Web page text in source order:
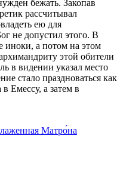
бежать. Закопав
рассчитывал
ею для
не допустил этого. В
иноки, а потом на этом
этой обители
в видении указал место
стало праздноваться как
Емессу, а затем в
Матро́на